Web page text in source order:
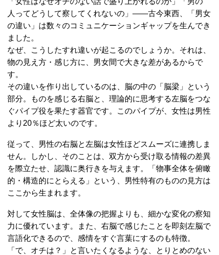
人ってどうして察してくれないの」――古今東西、「男女
の違い」は数々のコミュニケーションギャップを生んでき
ました。
なぜ、こうしたすれ違いが起こるのでしょうか。それは、
物の見え方・感じ方に、男女間で大きな差があるからで
す。
その違いを作り出しているのは、脳の中の「脳梁」という
部分。ものを感じる右脳と、理論的に思考する左脳をつな
ぐパイプ役を果たす器官です。このパイプが、女性は男性
より20％ほど太いのです。
従って、男性の右脳と左脳は女性ほどスムーズに連携しま
せん。しかし、そのことは、双方から受け取る情報の差異
を際立たせ、認識に奥行きを与えます。「物事全体を俯瞰
的・構造的にとらえる」という、男性特有のものの見方は
ここから生まれます。
対して女性脳は、全体像の把握よりも、細かな変化の察知
力に優れています。また、右脳で感じたことを即刻左脳で
言語化できるので、感情をすぐ言葉にするのも特徴。
「で、オチは？」と言いたくなるような、とりとめのない